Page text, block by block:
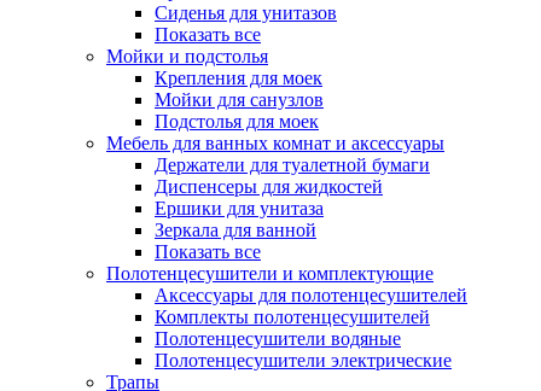
Сиденья для унитазов
Показать все
Мойки и подстолья
Крепления для моек
Мойки для санузлов
Подстолья для моек
Мебель для ванных комнат и аксессуары
Держатели для туалетной бумаги
Диспенсеры для жидкостей
Ершики для унитаза
Зеркала для ванной
Показать все
Полотенцесушители и комплектующие
Аксессуары для полотенцесушителей
Комплекты полотенцесушителей
Полотенцесушители водяные
Полотенцесушители электрические
Трапы